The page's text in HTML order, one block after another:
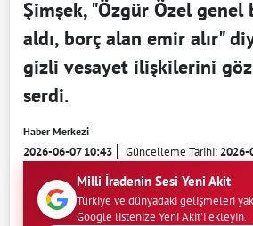
Şimşek, "Özgür Özel genel
aldı, borç alan emir alır"
gizli vesayet ilişkilerini
serdi.
Haber Merkezi
2026-06-07 10:43 Güncelleme Tarihi:2026-
Milli İradenin Sesi Yeni Akit
Türkiye ve dünyadaki gelişmeleri
Google listenize Yeni Akit'i ekleyin.